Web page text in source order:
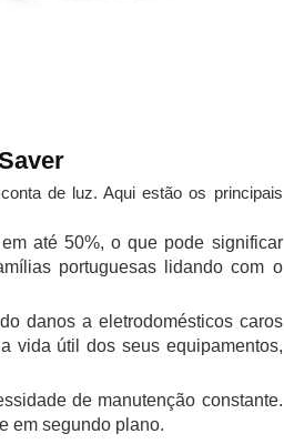
de luz. Aqui estão os principais
até 50%, o que pode significar
portuguesas lidando com o
danos a eletrodomésticos caros
vida útil dos seus equipamentos,
de manutenção constante.
em segundo plano.